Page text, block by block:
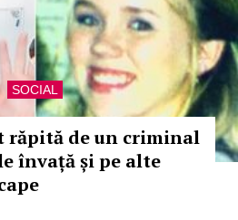
SOCIAL
răpită de un criminal
învață și pe alte